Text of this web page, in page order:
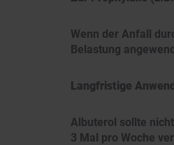
Wenn der Anfall
Belastung
Langfristige
Albuterol sollte
3 Mal pro Woche